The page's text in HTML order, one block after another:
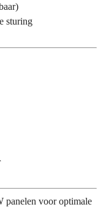
sturing
panelen voor optimale